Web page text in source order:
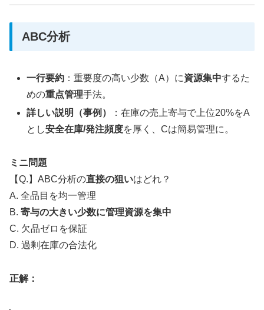
ABC分析
一行要約 ：重要度の高い少数（A）に資源集中するた
めの重点管理手法。
詳しい説明（事例）
：在庫の売上寄与で上位20%をA
とし安全在庫/発注頻度を厚く、Cは簡易管理に。
ミニ問題
【Q.】ABC分析の直接の狙いはどれ？
A. 全品目を均一管理
B. 寄与の大きい少数に管理資源を集中
C. 欠品ゼロを保証
D. 過剰在庫の合法化
正解：